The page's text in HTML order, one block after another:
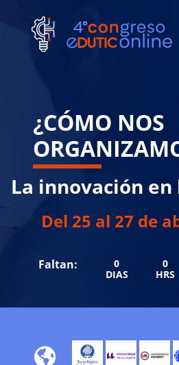
¿CÓMO NOS
La innovación en
Del 25 al 27 de
Faltan:
0
DIAS
0
HRS